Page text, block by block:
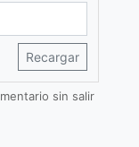
Recargar
sin salir